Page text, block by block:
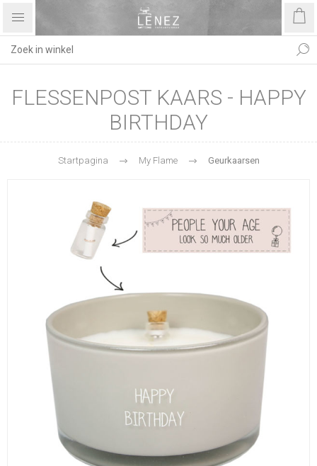
FLESSENPOST KAARS - HAPPY
BIRTHDAY
Startpagina My Flame Geurkaarsen